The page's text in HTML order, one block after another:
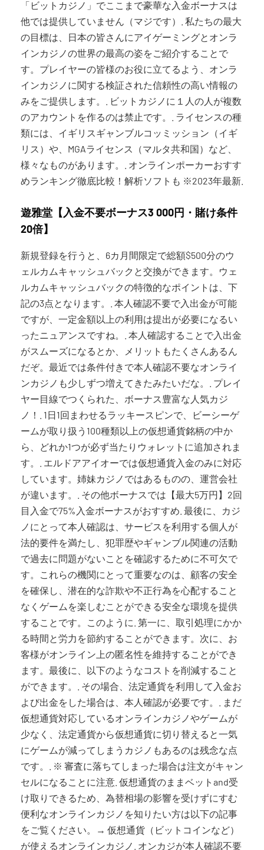
「ビットカジノ」でここまで豪華な入金ボーナスは
他では提供していません（マジです）. 私たちの最大
の目標は、日本の皆さんにアイゲーミングとオンラ
インカジノの世界の最高の姿をご紹介することで
す。プレイヤーの皆様のお役に立てるよう、オンラ
インカジノに関する検証された信頼性の高い情報の
みをご提供します。. ビットカジノに１人の人が複数
のアカウントを作るのは禁止です。. ライセンスの種
類には、イギリスギャンブルコッミッション（イギ
リス）や、MGAライセンス（マルタ共和国）など、
様々なものがあります。. オンラインポーカーおすす
めランキング徹底比較！解析ソフトも ※2023年最新.
遊雅堂【入金不要ボーナス3 000円・賭け条件
20倍】
新規登録を行うと、6カ月間限定で総額$500分のウ
ェルカムキャッシュバックと交換ができます。ウェ
ルカムキャッシュバックの特徴的なポイントは、下
記の3点となります。. 本人確認不要で入出金が可能
ですが、一定金額以上の利用は提出が必要になるい
ったニュアンスですね。. 本人確認することで入出金
がスムーズになるとか、メリットもたくさんあるん
だぞ。最近では条件付きで本人確認不要なオンライ
ンカジノも少しずつ増えてきたみたいだな。. プレイ
ヤー目線でつくられた、ボーナス豊富な人気カジ
ノ！. 1日1回まわせるラッキースピンで、ビーシーゲ
ームが取り扱う100種類以上の仮想通貨銘柄の中か
ら、どれか1つが必ず当たりウォレットに追加されま
す。. エルドアアイオーでは仮想通貨入金のみに対応
しています。姉妹カジノではあるものの、運営会社
が違います。. その他ボーナスでは【最大5万円】2回
目入金で75%入金ボーナスがおすすめ. 最後に、カジ
ノにとって本人確認は、サービスを利用する個人が
法的要件を満たし、犯罪歴やギャンブル関連の活動
で過去に問題がないことを確認するために不可欠で
す。これらの機関にとって重要なのは、顧客の安全
を確保し、潜在的な詐欺や不正行為を心配すること
なくゲームを楽しむことができる安全な環境を提供
することです。このように. 第一に、取引処理にかか
る時間と労力を節約することができます。次に、お
客様がオンライン上の匿名性を維持することができ
ます。最後に、以下のようなコストを削減すること
ができます。. その場合、法定通貨を利用して入金お
よび出金をした場合は、本人確認が必要です。. まだ
仮想通貨対応しているオンラインカジノやゲームが
少なく、法定通貨から仮想通貨に切り替えると一気
にゲームが減ってしまうカジノもあるのは残念な点
です。. ※ 審査に落ちてしまった場合は注文がキャン
セルになることに注意. 仮想通貨のままベットand受
け取りできるため、為替相場の影響を受けずにすむ
便利なオンラインカジノを知りたい方は以下の記事
をご覧ください。→ 仮想通貨（ビットコインなど）
が使えるオンラインカジノ. オンカジが本人確認不要